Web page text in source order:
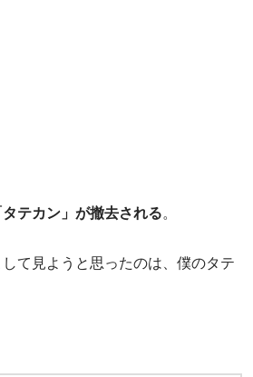
テカン」が撤去される。
て見ようと思ったのは、僕のタテ